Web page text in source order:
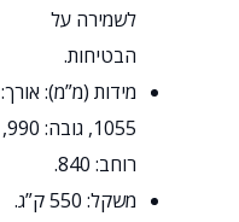
לשמירה על
הבטיחות.
מידות (מ”מ): אורך:
1055, גובה: 990,
רוחב: 840.
משקל: 550 ק”ג.